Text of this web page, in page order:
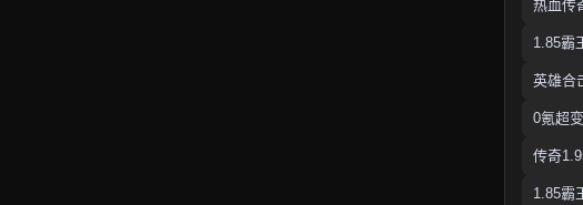
热血传
1.85霸
英雄合
0氪超
传奇
1.85霸